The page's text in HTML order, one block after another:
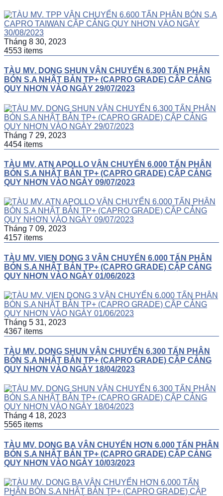
Tháng 8 30, 2023
4553 items
TÀU MV. DONG SHUN VẬN CHUYỂN 6.300 TẤN PHÂN
BÓN S.A NHẬT BẢN TP+ (CAPRO GRADE) CẬP CẢNG
QUY NHƠN VÀO NGÀY 29/07/2023
Tháng 7 29, 2023
4454 items
TÀU MV. ATN APOLLO VẬN CHUYỂN 6.000 TẤN PHÂN
BÓN S.A NHẬT BẢN TP+ (CAPRO GRADE) CẬP CẢNG
QUY NHƠN VÀO NGÀY 09/07/2023
Tháng 7 09, 2023
4157 items
TÀU MV. VIEN DONG 3 VẬN CHUYỂN 6.000 TẤN PHÂN
BÓN S.A NHẬT BẢN TP+ (CAPRO GRADE) CẬP CẢNG
QUY NHƠN VÀO NGÀY 01/06/2023
Tháng 5 31, 2023
4367 items
TÀU MV. DONG SHUN VẬN CHUYỂN 6.300 TẤN PHÂN
BÓN S.A NHẬT BẢN TP+ (CAPRO GRADE) CẬP CẢNG
QUY NHƠN VÀO NGÀY 18/04/2023
Tháng 4 18, 2023
5565 items
TÀU MV. DONG BA VẬN CHUYỂN HƠN 6.000 TẤN PHÂN
BÓN S.A NHẬT BẢN TP+ (CAPRO GRADE) CẬP CẢNG
QUY NHƠN VÀO NGÀY 10/03/2023